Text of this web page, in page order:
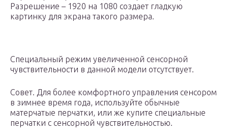
Разрешение – 1920 на 1080 создает гладкую
картинку для экрана такого размера.
Специальный режим увеличенной сенсорной
чувствительности в данной модели отсутствует.
Совет. Для более комфортного управления сенсором
в зимнее время года, используйте обычные
матерчатые перчатки, или же купите специальные
перчатки с сенсорной чувствительностью.